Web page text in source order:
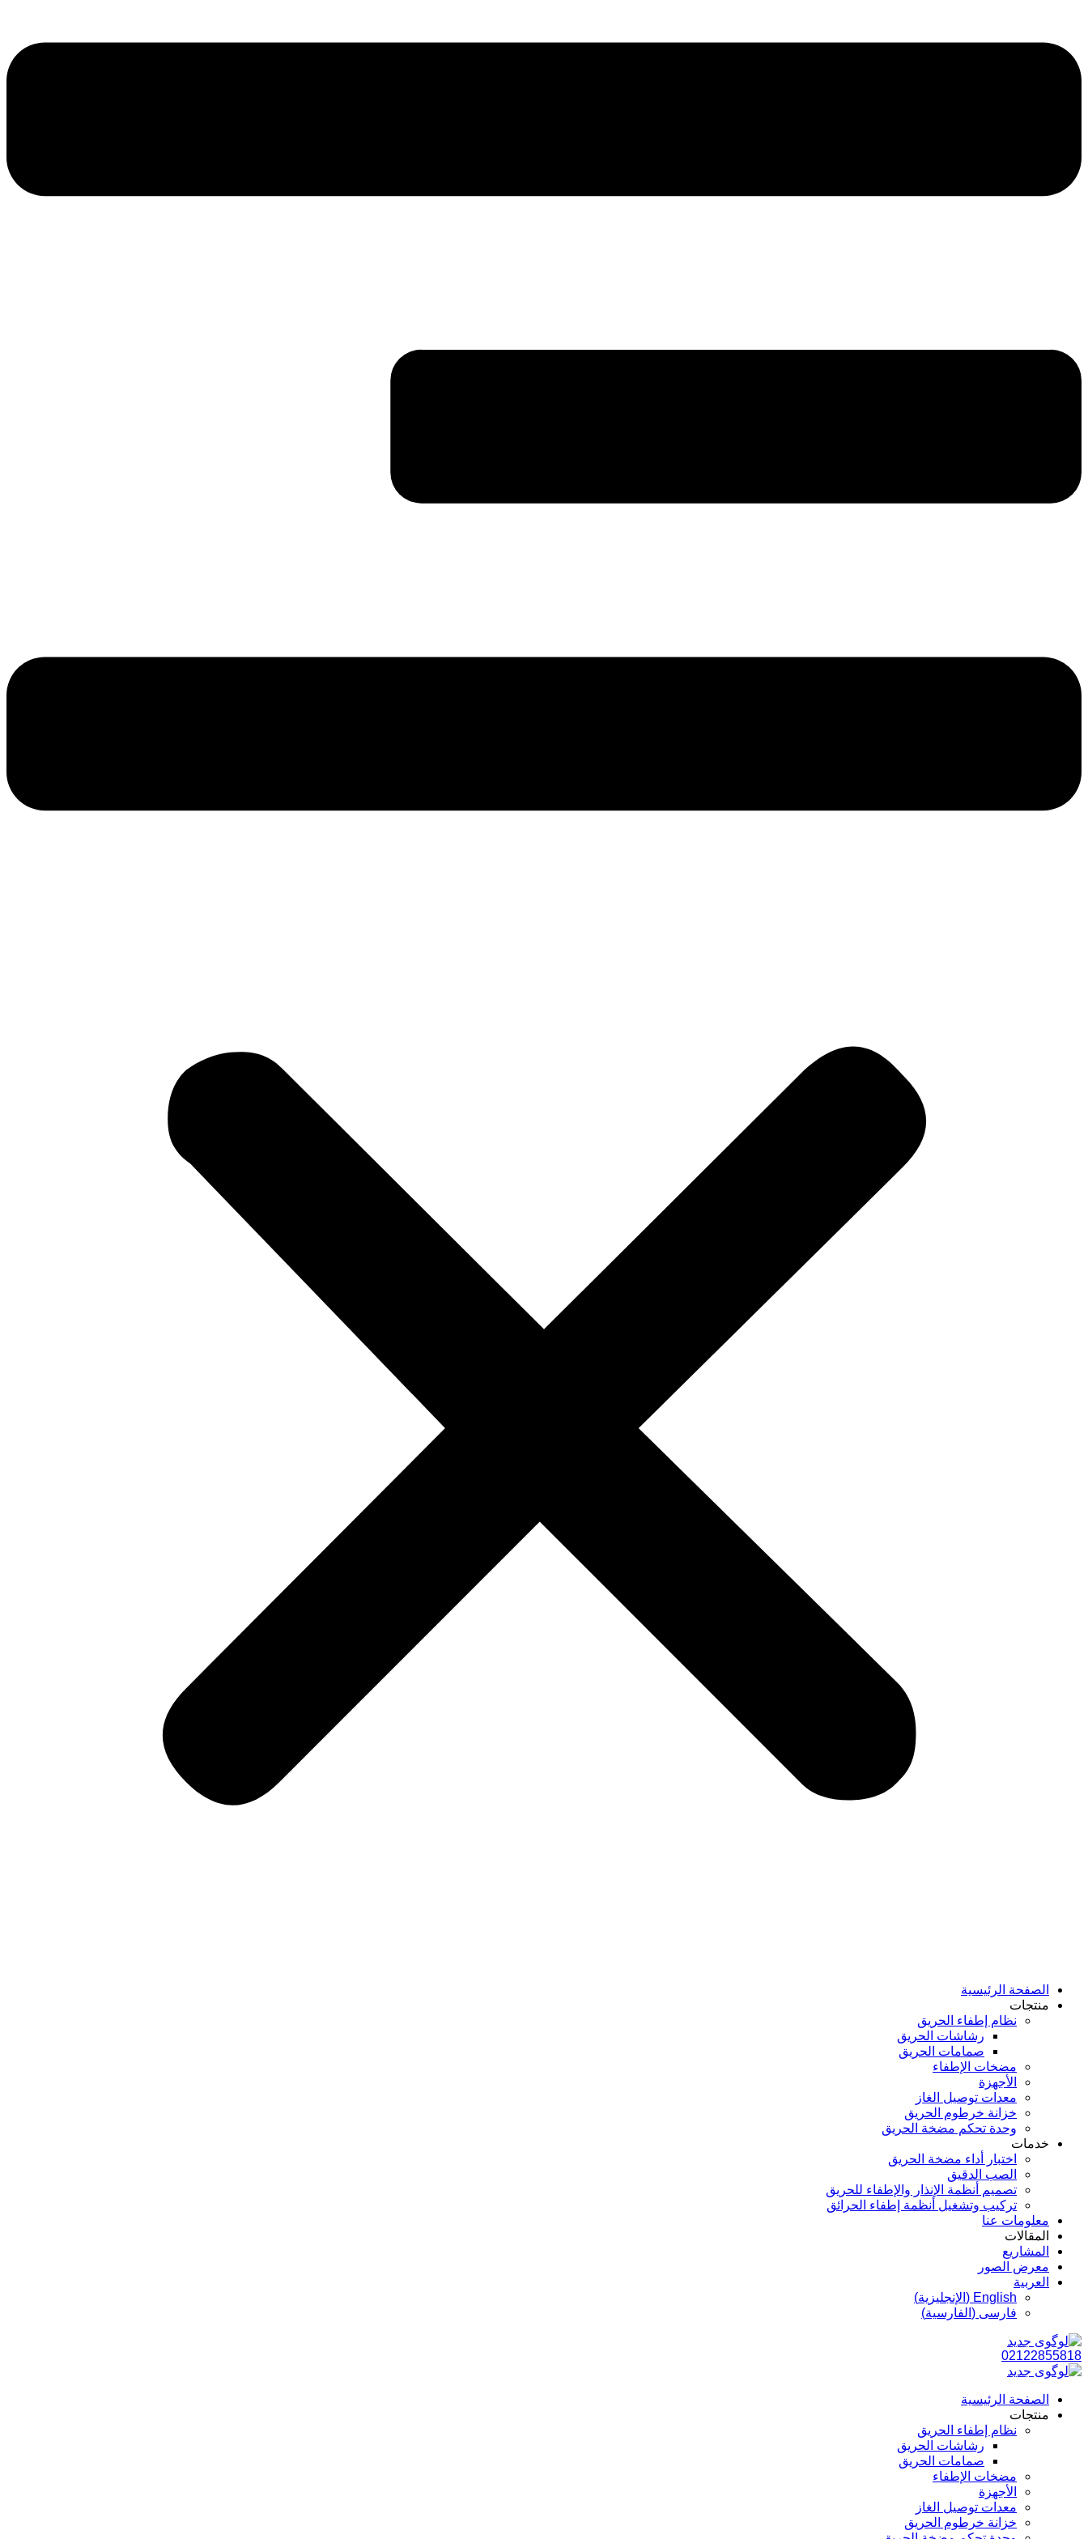
الصفحة الرئيسية
منتجات
نظام إطفاء الحريق
رشاشات الحريق
صمامات الحريق
مضخات الإطفاء
الأجهزة
معدات توصيل الغاز
خزانة خرطوم الحريق
وحدة تحكم مضخة الحريق
خدمات
اختبار أداء مضخة الحريق
الصب الدقيق
تصميم أنظمة الإنذار والإطفاء للحريق
تركيب وتشغيل أنظمة إطفاء الحرائق
معلومات عنا
المقالات
المشاريع
معرض الصور
العربية
English
( الإنجليزية)
فارسی ( الفارسية)
02122855818
الصفحة الرئيسية
منتجات
نظام إطفاء الحريق
رشاشات الحريق
صمامات الحريق
مضخات الإطفاء
الأجهزة
معدات توصيل الغاز
خزانة خرطوم الحريق